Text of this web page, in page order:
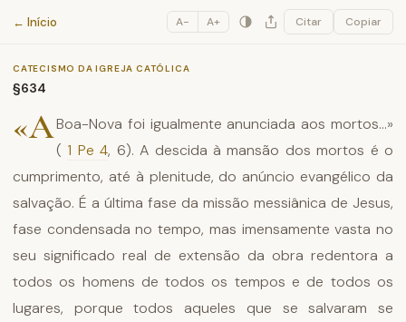
Catecismo da Igreja Católica
← Início A− A+ Citar Copiar
CATECISMO DA IGREJA CATÓLICA
§634
«ABoa-Nova foi igualmente anunciada aos mortos...»
( 1 Pe 4, 6). A descida à mansão dos mortos é o
cumprimento, até à plenitude, do anúncio evangélico da
salvação. É a última fase da missão messiânica de Jesus,
fase condensada no tempo, mas imensamente vasta no
seu significado real de extensão da obra redentora a
todos os homens de todos os tempos e de todos os
lugares, porque todos aqueles que se salvaram se